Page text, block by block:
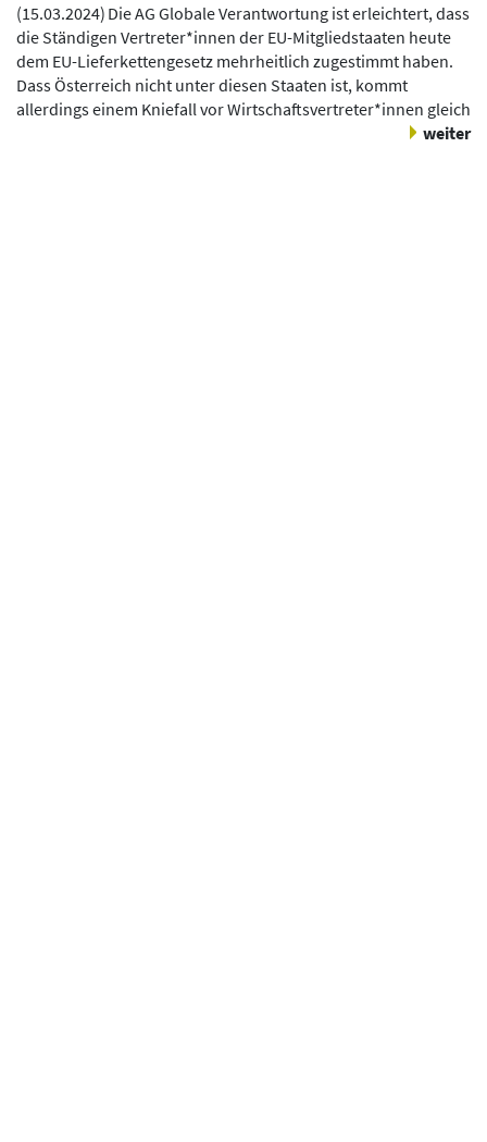
(15.03.2024) Die AG Globale Verantwortung ist erleichtert, dass
die Ständigen Vertreter*innen der EU-Mitgliedstaaten heute
dem EU-Lieferkettengesetz mehrheitlich zugestimmt haben.
Dass Österreich nicht unter diesen Staaten ist, kommt
allerdings einem Kniefall vor Wirtschaftsvertreter*innen gleich
weiter